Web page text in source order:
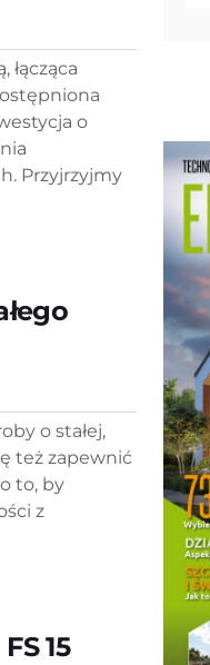
łącząca
o
Przyjrzyjmy
o stałej,
też zapewnić
to, by
z
15